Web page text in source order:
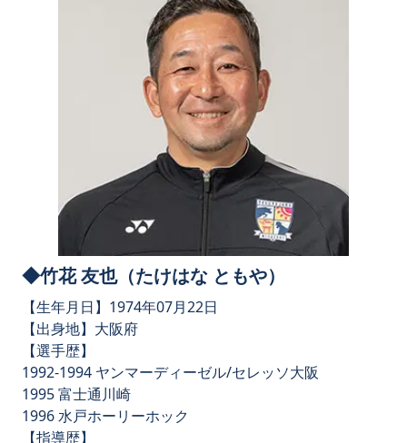
◆竹花 友也（たけはな ともや）
【生年月日】1974年07月22日
【出身地】大阪府
【選手歴】
1992-1994 ヤンマーディーゼル/セレッソ大阪
1995 富士通川崎
1996 水戸ホーリーホック
【指導歴】